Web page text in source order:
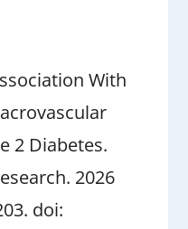
With
2 Diabetes.
2026
doi: